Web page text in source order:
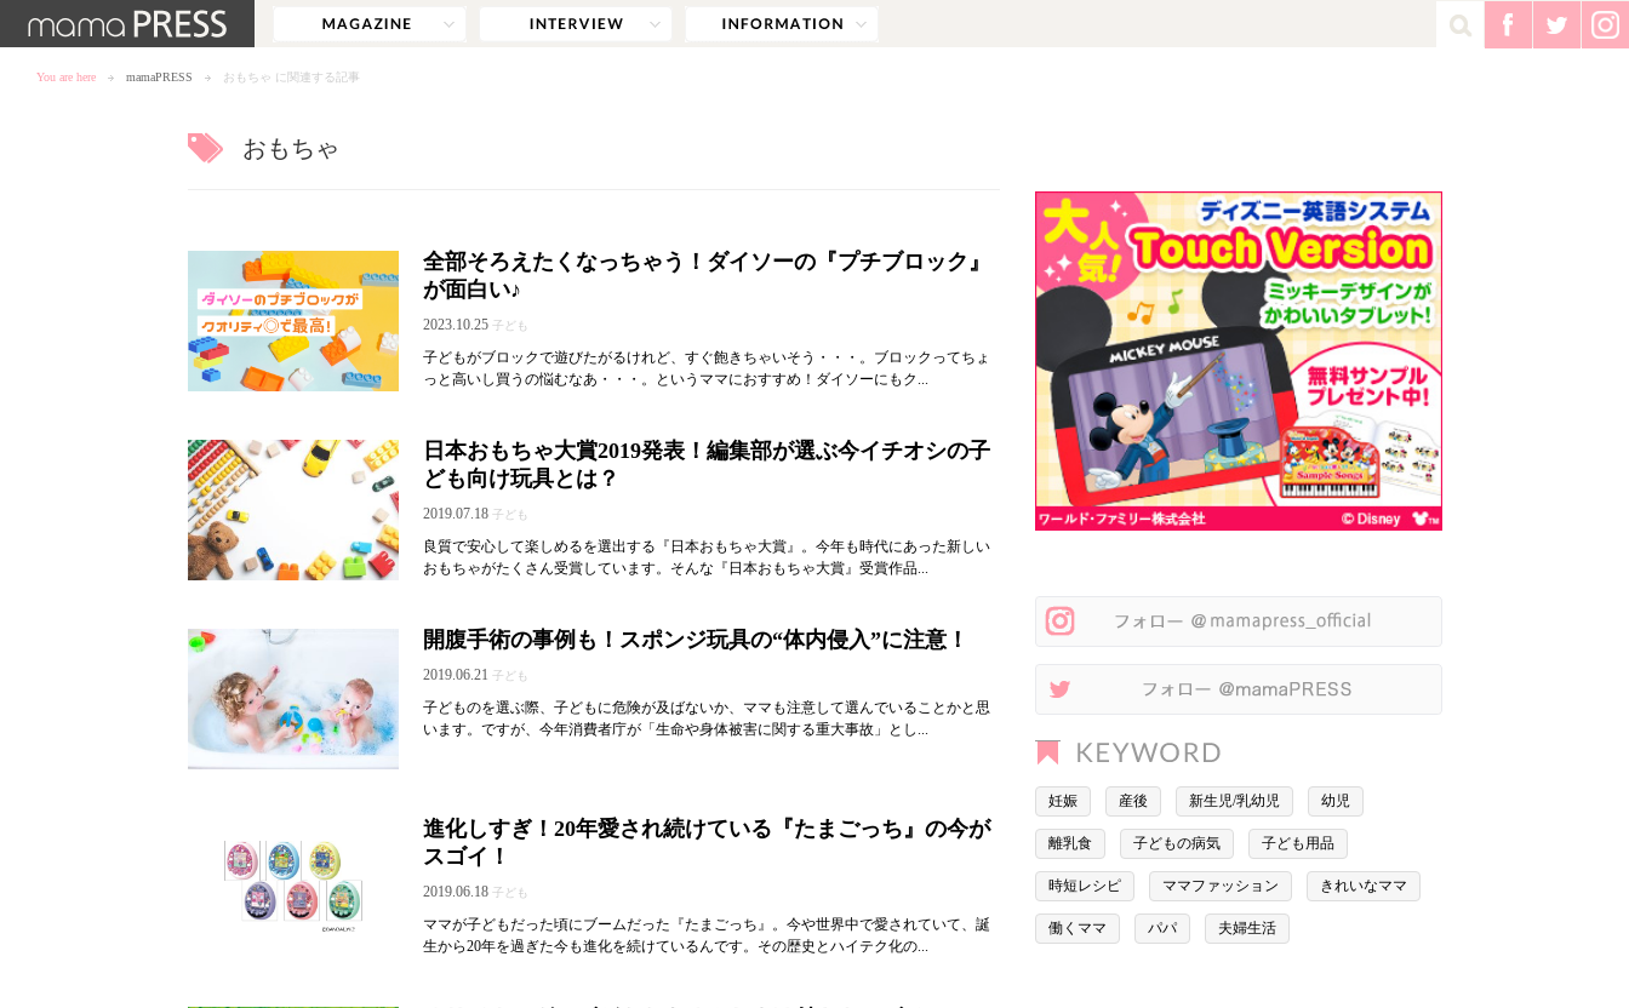
You are here mamaPRESS おもちゃ に関連する記事
おもちゃ
全部そろえたくなっちゃう！ダイソーの『プチブロック』
が面白い♪
2023.10.25 子ども
子どもがブロックで遊びたがるけれど、すぐ飽きちゃいそう・・・。ブロックってちょ
っと高いし買うの悩むなあ・・・。というママにおすすめ！ダイソーにもク...
日本おもちゃ大賞2019発表！編集部が選ぶ今イチオシの子
ども向け玩具とは？
2019.07.18 子ども
良質で安心して楽しめるを選出する『日本おもちゃ大賞』。今年も時代にあった新しい
おもちゃがたくさん受賞しています。そんな『日本おもちゃ大賞』受賞作品...
開腹手術の事例も！スポンジ玩具の“体内侵入”に注意！
2019.06.21 子ども
子どものを選ぶ際、子どもに危険が及ばないか、ママも注意して選んでいることかと思
います。ですが、今年消費者庁が「生命や身体被害に関する重大事故」とし...
進化しすぎ！20年愛され続けている『たまごっち』の今が
スゴイ！
2019.06.18 子ども
ママが子どもだった頃にブームだった『たまごっち』。今や世界中で愛されていて、誕
生から20年を過ぎた今も進化を続けているんです。その歴史とハイテク化の...
妊娠 産後 新生児/乳幼児 幼児
離乳食 子どもの病気 子ども用品
時短レシピ ママファッション きれいなママ
働くママ パパ 夫婦生活